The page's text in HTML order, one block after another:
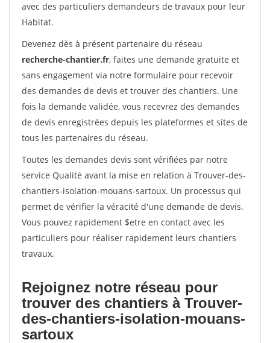
avec des particuliers demandeurs de travaux pour leur
Habitat.
Devenez dès à présent partenaire du réseau
recherche-chantier.fr, faites une demande gratuite et
sans engagement via notre formulaire pour recevoir
des demandes de devis et trouver des chantiers. Une
fois la demande validée, vous recevrez des demandes
de devis enregistrées depuis les plateformes et sites de
tous les partenaires du réseau.
Toutes les demandes devis sont vérifiées par notre
service Qualité avant la mise en relation à Trouver-des-
chantiers-isolation-mouans-sartoux. Un processus qui
permet de vérifier la véracité d'une demande de devis.
Vous pouvez rapidement $etre en contact avec les
particuliers pour réaliser rapidement leurs chantiers
travaux.
Rejoignez notre réseau pour
trouver des chantiers à Trouver-
des-chantiers-isolation-mouans-
sartoux